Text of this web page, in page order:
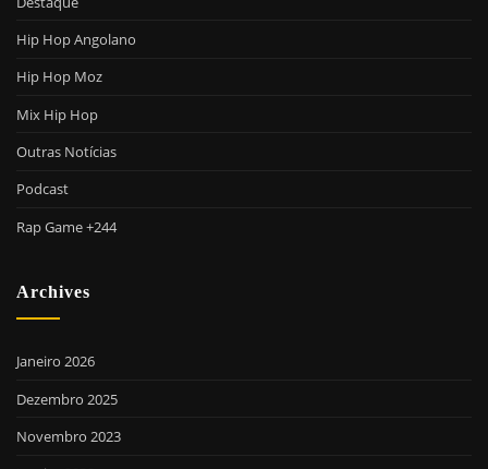
Hip Hop Angolano
Hip Hop Moz
Mix Hip Hop
Outras Notícias
Podcast
Rap Game +244
Archives
Janeiro 2026
Dezembro 2025
Novembro 2023